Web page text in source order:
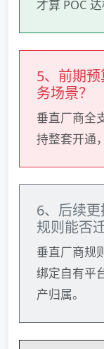
才算 POC 达
5、前期
务场景？
垂直厂商全
持整套开通
6、后续
规则能否
垂直厂商规
绑定自有平
产归属。